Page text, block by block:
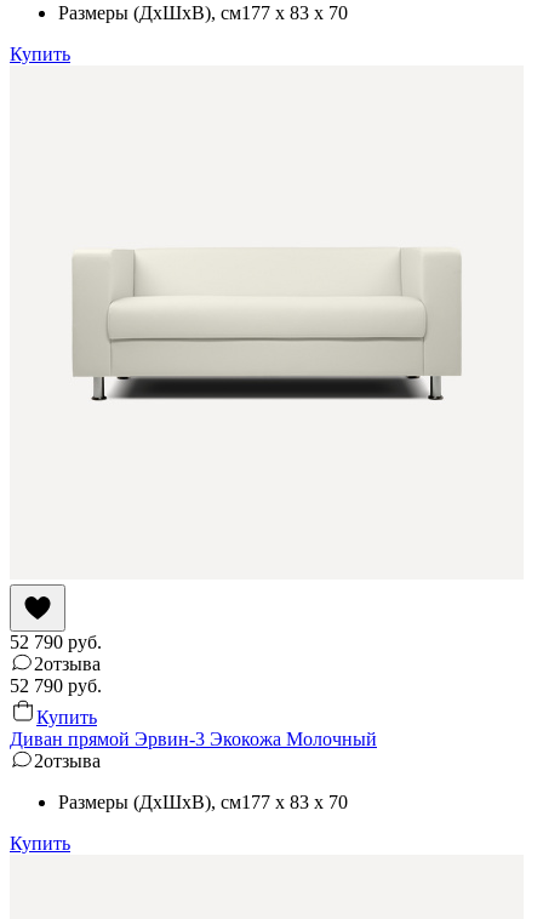
Размеры (ДхШхВ), см177 x 83 x 70
Купить
52 790 руб.
2отзыва
52 790 руб.
Купить
Диван прямой Эрвин-3 Экокожа Молочный
2отзыва
Размеры (ДхШхВ), см177 x 83 x 70
Купить